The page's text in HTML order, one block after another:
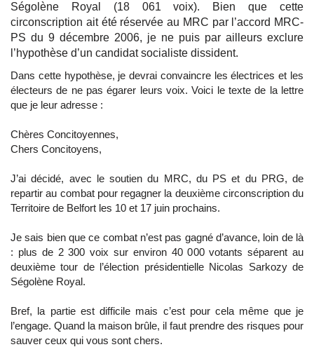
Ségolène Royal (18 061 voix). Bien que cette
circonscription ait été réservée au MRC par l’accord MRC-
PS du 9 décembre 2006, je ne puis par ailleurs exclure
l’hypothèse d’un candidat socialiste dissident.
Dans cette hypothèse, je devrai convaincre les électrices et les
électeurs de ne pas égarer leurs voix. Voici le texte de la lettre
que je leur adresse :
Chères Concitoyennes,
Chers Concitoyens,
J’ai décidé, avec le soutien du MRC, du PS et du PRG, de
repartir au combat pour regagner la deuxième circonscription du
Territoire de Belfort les 10 et 17 juin prochains.
Je sais bien que ce combat n’est pas gagné d’avance, loin de là
: plus de 2 300 voix sur environ 40 000 votants séparent au
deuxième tour de l’élection présidentielle Nicolas Sarkozy de
Ségolène Royal.
Bref, la partie est difficile mais c’est pour cela même que je
l’engage. Quand la maison brûle, il faut prendre des risques pour
sauver ceux qui vous sont chers.